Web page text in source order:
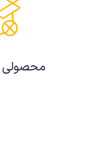
محصولی